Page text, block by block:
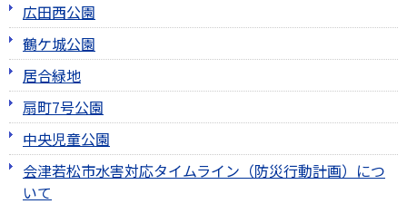
広田西公園
鶴ケ城公園
居合緑地
扇町7号公園
中央児童公園
会津若松市水害対応タイムライン（防災行動計画）につ
いて